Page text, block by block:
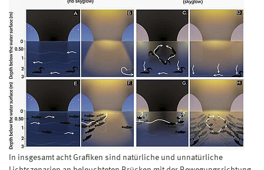
In insgesamt acht Grafiken sind natürliche und unnatürliche